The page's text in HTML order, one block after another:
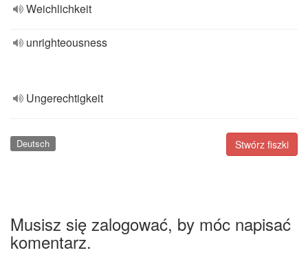
Weichlichkeit
unrighteousness
Ungerechtigkeit
Stwórz fiszki
Deutsch
Musisz się zalogować, by móc napisać
komentarz.